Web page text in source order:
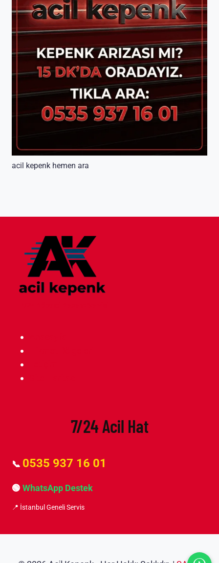
acil kepenk hemen ara
7/24 Acil Hat
📞 0535 937 16 01
🟢 WhatsApp Destek
📍 İstanbul Geneli Servis